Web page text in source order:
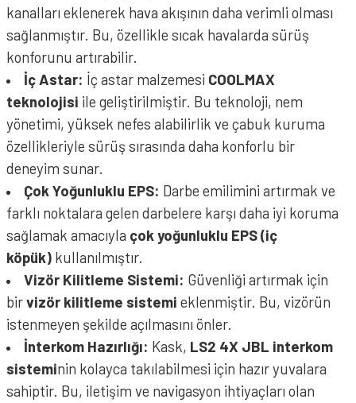
kanalları eklenerek hava akışının daha verimli olması
sağlanmıştır. Bu, özellikle sıcak havalarda sürüş
konforunu artırabilir.
İç Astar: İç astar malzemesi COOLMAX
teknolojisi ile geliştirilmiştir. Bu teknoloji, nem
yönetimi, yüksek nefes alabilirlik ve çabuk kuruma
özellikleriyle sürüş sırasında daha konforlu bir
deneyim sunar.
Çok Yoğunluklu EPS: Darbe emilimini artırmak ve
farklı noktalara gelen darbelere karşı daha iyi koruma
sağlamak amacıyla çok yoğunluklu EPS (iç
köpük) kullanılmıştır.
Vizör Kilitleme Sistemi: Güvenliği artırmak için
birvizör kilitleme sistemi eklenmiştir. Bu, vizörün
istenmeyen şekilde açılmasını önler.
İnterkom Hazırlığı: Kask, LS2 4X JBL interkom
sisteminin kolayca takılabilmesi için hazır yuvalara
sahiptir. Bu, iletişim ve navigasyon ihtiyaçları olan